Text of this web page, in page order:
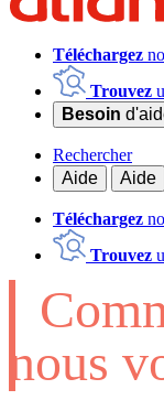
Téléchargez
Trouvez
Besoin
Rechercher
Aide
Aide
Téléchargez
Trouvez
nous